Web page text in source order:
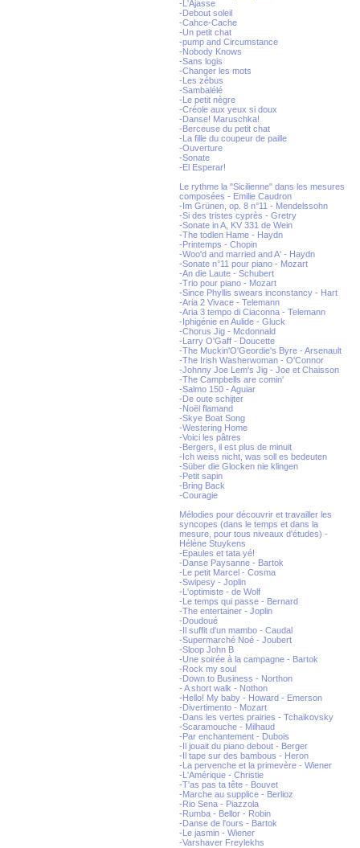
-L'Ajasse
-Debout soleil
-Cahce-Cache
-Un petit chat
-pump and Circumstance
-Nobody Knows
-Sans logis
-Changer les mots
-Les zébus
-Sambalélé
-Le petit nègre
-Créole aux yeux si doux
-Danse! Maruschka!
-Berceuse du petit chat
-La fille du coupeur de paille
-Ouverture
-Sonate
-El Esperar!
Le rythme la "Sicilienne" dans les mesures
composées - Emilie Caudron
-Im Grünen, op. 8 n°11 - Mendelssohn
-Si des tristes cyprès - Gretry
-Sonate in A, KV 331 de Wein
-The todlen Hame - Haydn
-Printemps - Chopin
-Woo'd and married and A' - Haydn
-Sonate n°11 pour piano - Mozart
-An die Laute - Schubert
-Trio pour piano - Mozart
-Since Phyllis swears inconstancy - Hart
-Aria 2 Vivace - Telemann
-Aria 3 tempo di Ciaconna - Telemann
-Iphigénie en Aulide - Gluck
-Chorus Jig - Mcdonnald
-Larry O'Gaff - Doucette
-The Muckin'O'Geordie's Byre - Arsenault
-The Irish Washerwoman - O'Connor
-Johnny Joe Lem's Jig - Joe et Chaisson
-The Campbells are comin'
-Salmo 150 - Aguiar
-De oute schijter
-Noël flamand
-Skye Boat Song
-Westering Home
-Voici les pâtres
-Bergers, il est plus de minuit
-Ich weiss nicht, was soll es bedeuten
-Süber die Glocken nie klingen
-Petit sapin
-Bring Back
-Couragie
Mélodies pour découvrir et travailler les
syncopes (dans le temps et dans la
mesure, pour tous niveaux d'études) -
Hélène Stuykens
-Epaules et tata yé!
-Danse Paysanne - Bartok
-Le petit Marcel - Cosma
-Swipesy - Joplin
-L'optimiste - de Wolf
-Le temps qui passe - Bernard
-The entertainer - Joplin
-Doudoué
-Il suffit d'un mambo - Caudal
-Supermarché Noé - Joubert
-Sloop John B
-Une soirée à la campagne - Bartok
-Rock my soul
-Down to Business - Northon
- A short walk - Nothon
-Hello! My baby - Howard - Emerson
-Divertimento - Mozart
-Dans les vertes prairies - Tchaikovsky
-Scaramouche - Milhaud
-Par enchantement - Dubois
-Il jouait du piano debout - Berger
-Il tape sur des bambous - Heron
-La pervenche et la primevère - Wiener
-L'Amérique - Christie
-T'as pas ta tête - Bouvet
-Marche au supplice - Berlioz
-Rio Sena - Piazzola
-Rumba - Bellor - Robin
-Danse de l'ours - Bartok
-Le jasmin - Wiener
-Varshaver Freylekhs